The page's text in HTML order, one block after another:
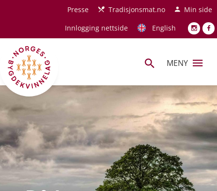
Hopp til hovedinnholdPresse Tradisjonsmat.no
Min side
Innlogging nettside
English
MENY